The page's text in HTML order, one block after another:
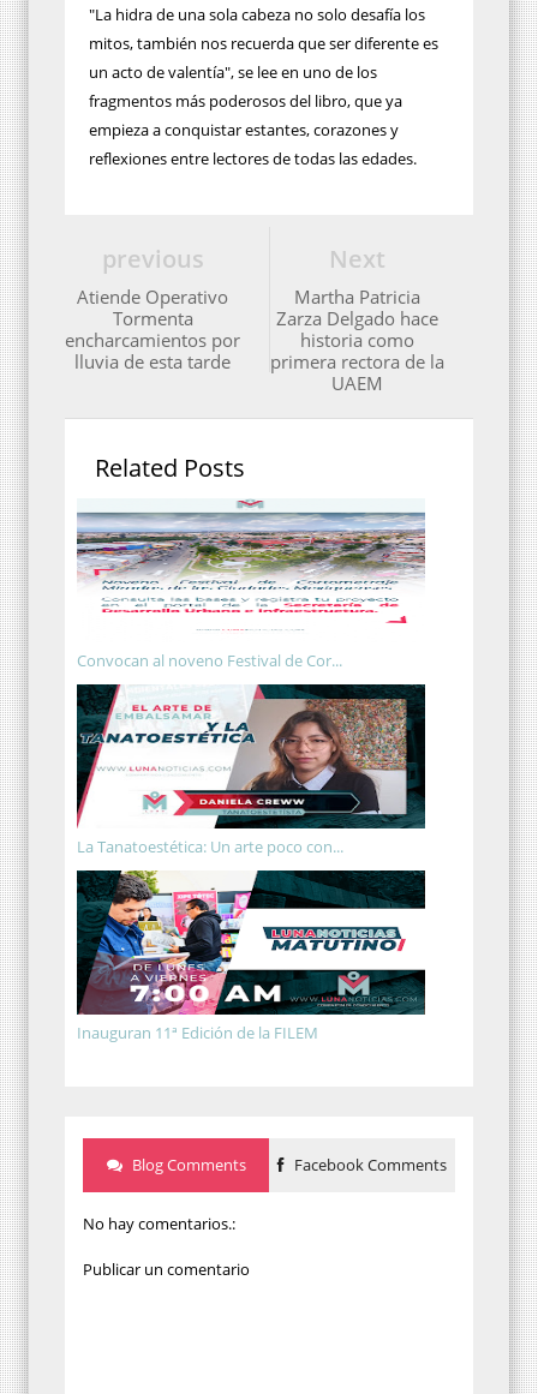
"La hidra de una sola cabeza no solo desafía los
mitos, también nos recuerda que ser diferente es
un acto de valentía", se lee en uno de los
fragmentos más poderosos del libro, que ya
empieza a conquistar estantes, corazones y
reflexiones entre lectores de todas las edades.
Next
Martha Patricia
Zarza Delgado hace
historia como
primera rectora de la
UAEM
previous
Atiende Operativo
Tormenta
encharcamientos por
lluvia de esta tarde
Related Posts
Convocan al noveno Festival de Cor...
La Tanatoestética: Un arte poco con...
Inauguran 11ª Edición de la FILEM
Blog Comments Facebook Comments
No hay comentarios.:
Publicar un comentario